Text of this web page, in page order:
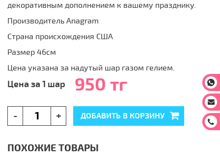
декоративным дополнением к вашему празднику.
Производитель Anagram
Страна происхождения США
Размер 46см
Цена указана за надутый шар газом гелием.
Цена за 1 шар 950 тг
- + ДОБАВИТЬ В КОРЗИНУ
ПОХОЖИЕ ТОВАРЫ